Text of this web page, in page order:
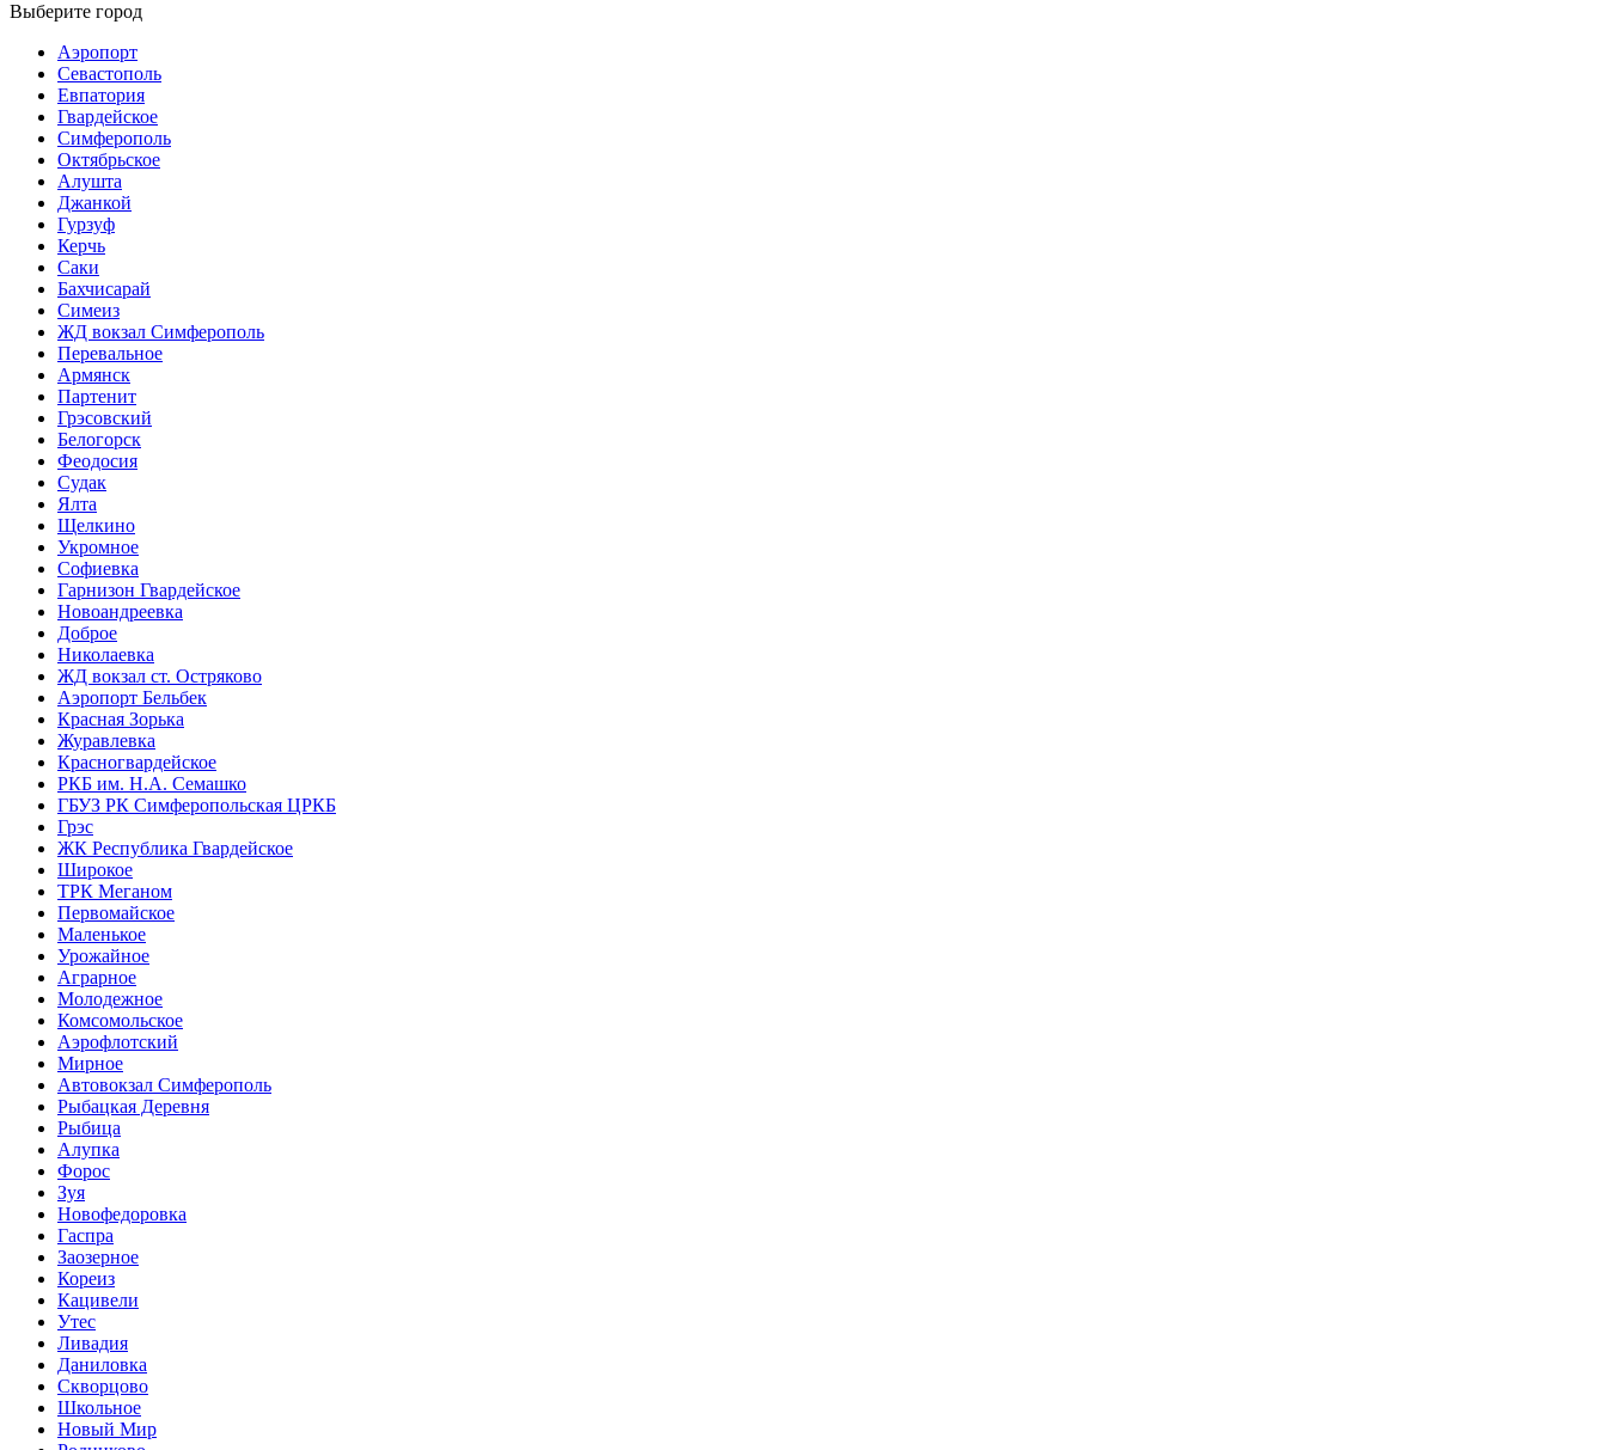
Выберите город
Аэропорт
Севастополь
Евпатория
Гвардейское
Симферополь
Октябрьское
Алушта
Джанкой
Гурзуф
Керчь
Саки
Бахчисарай
Симеиз
ЖД вокзал Симферополь
Перевальное
Армянск
Партенит
Грэсовский
Белогорск
Феодосия
Судак
Ялта
Щелкино
Укромное
Софиевка
Гарнизон Гвардейское
Новоандреевка
Доброе
Николаевка
ЖД вокзал ст. Остряково
Аэропорт Бельбек
Красная Зорька
Журавлевка
Красногвардейское
РКБ им. Н.А. Семашко
ГБУЗ РК Симферопольская ЦРКБ
Грэс
ЖК Республика Гвардейское
Широкое
ТРК Меганом
Первомайское
Маленькое
Урожайное
Аграрное
Молодежное
Комсомольское
Аэрофлотский
Мирное
Автовокзал Симферополь
Рыбацкая Деревня
Рыбица
Алупка
Форос
Зуя
Новофедоровка
Гаспра
Заозерное
Кореиз
Кацивели
Утес
Ливадия
Даниловка
Скворцово
Школьное
Новый Мир